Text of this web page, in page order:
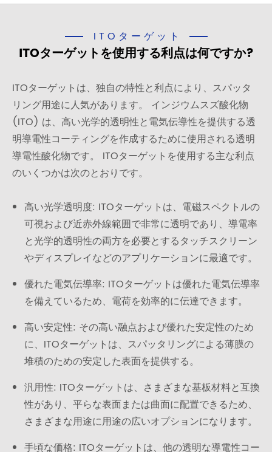
ITOターゲット
ITOターゲットを使用する利点は何ですか?
ITOターゲットは、独自の特性と利点により、スパッタ
リング用途に人気があります。 インジウムスズ酸化物
(ITO) は、高い光学的透明性と電気伝導性を提供する透
明導電性コーティングを作成するために使用される透明
導電性酸化物です。 ITOターゲットを使用する主な利点
のいくつかは次のとおりです。
高い光学透明度: ITOターゲットは、電磁スペクトルの
可視および近赤外線範囲で非常に透明であり、導電率
と光学的透明性の両方を必要とするタッチスクリーン
やディスプレイなどのアプリケーションに最適です。
優れた電気伝導率: ITOターゲットは優れた電気伝導率
を備えているため、電荷を効率的に伝達できます。
高い安定性: その高い融点および優れた安定性のため
に、ITOターゲットは、スパッタリングによる薄膜の
堆積のための安定した表面を提供する。
汎用性: ITOターゲットは、さまざまな基板材料と互換
性があり、平らな表面または曲面に配置できるため、
さまざまな用途に用途の広いオプションになります。
手頃な価格: ITOターゲットは、他の透明な導電性コー